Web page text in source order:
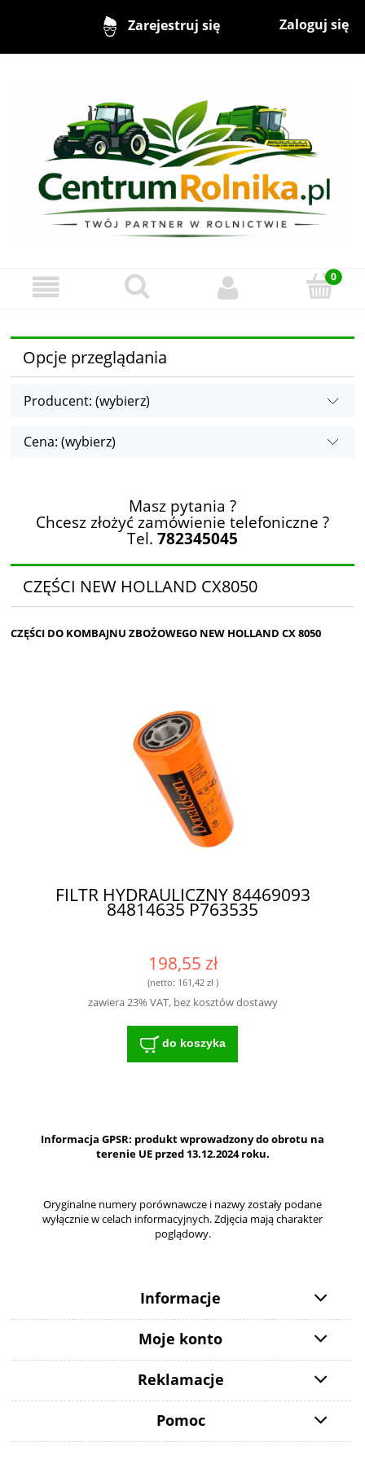
Zarejestruj się Zaloguj się
Opcje przeglądania
Producent: (wybierz)
Cena: (wybierz)
Masz pytania ?
Chcesz złożyć zamówienie telefoniczne ?
Tel. 782345045
CZĘŚCI NEW HOLLAND CX8050
CZĘŚCI DO KOMBAJNU ZBOŻOWEGO NEW HOLLAND CX 8050
FILTR HYDRAULICZNY 84469093
84814635 P763535
198,55 zł
(netto: 161,42 zł)
zawiera 23% VAT, bez kosztów dostawy
do koszyka
Informacja GPSR: produkt wprowadzony do obrotu na
terenie UE przed 13.12.2024 roku.
Oryginalne numery porównawcze i nazwy zostały podane
wyłącznie w celach informacyjnych. Zdjęcia mają charakter
poglądowy.
Informacje
Moje konto
Reklamacje
Pomoc